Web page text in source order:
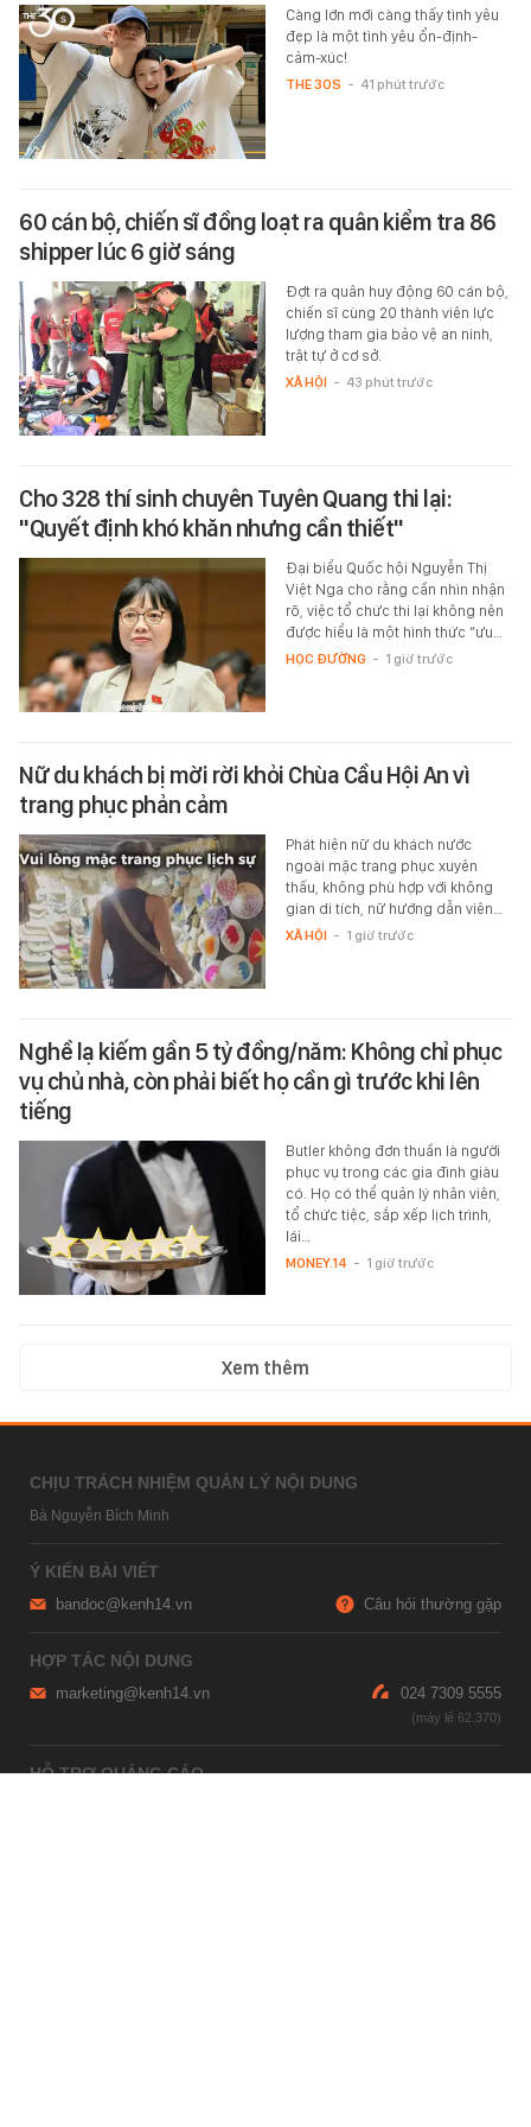
Càng lớn mới càng thấy tình yêu
đẹp là một tình yêu ổn-định-
cảm-xúc!
THE 30S - 41 phút trước
60 cán bộ, chiến sĩ đồng loạt ra quân kiểm tra 86
shipper lúc 6 giờ sáng
Đợt ra quân huy động 60 cán bộ,
chiến sĩ cùng 20 thành viên lực
lượng tham gia bảo vệ an ninh,
trật tự ở cơ sở.
XÃ HỘI - 43 phút trước
Cho 328 thí sinh chuyên Tuyên Quang thi lại:
"Quyết định khó khăn nhưng cần thiết"
Đại biểu Quốc hội Nguyễn Thị
Việt Nga cho rằng cần nhìn nhận
rõ, việc tổ chức thi lại không nên
được hiểu là một hình thức “ưu…
HỌC ĐƯỜNG - 1 giờ trước
Nữ du khách bị mời rời khỏi Chùa Cầu Hội An vì
trang phục phản cảm
Phát hiện nữ du khách nước
ngoài mặc trang phục xuyên
thấu, không phù hợp với không
gian di tích, nữ hướng dẫn viên…
XÃ HỘI - 1 giờ trước
Nghề lạ kiếm gần 5 tỷ đồng/năm: Không chỉ phục
vụ chủ nhà, còn phải biết họ cần gì trước khi lên
tiếng
Butler không đơn thuần là người
phục vụ trong các gia đình giàu
có. Họ có thể quản lý nhân viên,
tổ chức tiệc, sắp xếp lịch trình,
lái…
MONEY.14 - 1 giờ trước
Xem thêm
CHỊU TRÁCH NHIỆM QUẢN LÝ NỘI DUNG
Bà Nguyễn Bích Minh
Ý KIẾN BÀI VIẾT
bandoc@kenh14.vn Câu hỏi thường gặp
HỢP TÁC NỘI DUNG
marketing@kenh14.vn 024 7309 5555
HỖ TRỢ QUẢNG CÁO